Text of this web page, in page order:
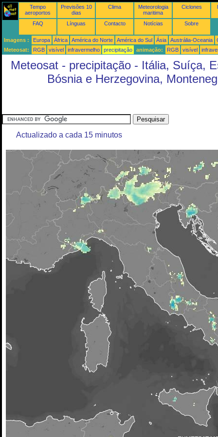
Tempo
aeroportos
Previsões 10
dias
Clima
Meteorologia
maritima
Ciclones
FAQ Línguas Contacto Notícias Sobre
Imagens : Europa África América do Norte América do Sul Ásia Austrália-Oceania
Meteosat:
RGB visível infravermelho precipitação animação: RGB visível
Meteosat - precipitação - Itália, Suíça,
Bósnia e Herzegovina,
Actualizado a cada 15 minutos